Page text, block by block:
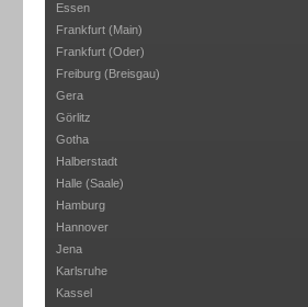
Essen
Frankfurt (Main)
Frankfurt (Oder)
Freiburg (Breisgau)
Gera
Görlitz
Gotha
Halberstadt
Halle (Saale)
Hamburg
Hannover
Jena
Karlsruhe
Kassel